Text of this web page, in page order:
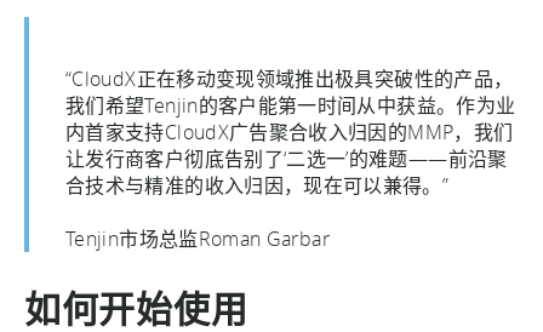
“CloudX正在移动变现领域推出极具突破性的产品，
我们希望Tenjin的客户能第一时间从中获益。作为业
内首家支持CloudX广告聚合收入归因的MMP，我们
让发行商客户彻底告别了‘二选一’的难题——前沿聚
合技术与精准的收入归因，现在可以兼得。”
Tenjin市场总监Roman Garbar
如何开始使用